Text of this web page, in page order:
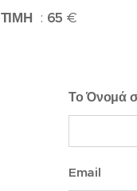
ΤΙΜΗ : 65 €
Το Όνομά
Email